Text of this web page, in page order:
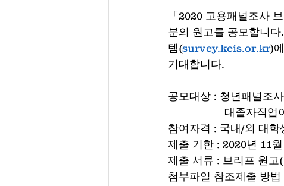
「2020 고용패널조사
분의 원고를 공모합니
템(survey.keis.or.kr)
기대합니다.
공모대상 : 청년패널조
참여자격 : 국내/외 대
제출 기한 : 2020년 11
제출 서류 : 브리프 원고
첨부파일 참조제출 방